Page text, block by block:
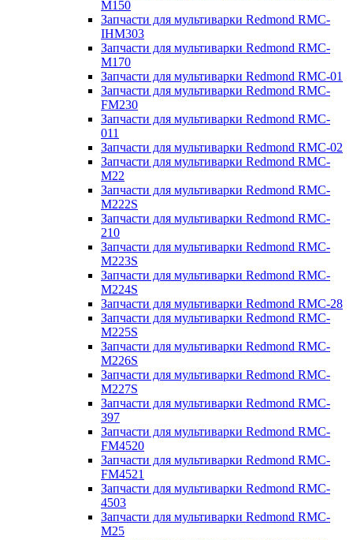
M150
Запчасти для мультиварки Redmond RMC-
IHM303
Запчасти для мультиварки Redmond RMC-
M170
Запчасти для мультиварки Redmond RMC-01
Запчасти для мультиварки Redmond RMC-
FM230
Запчасти для мультиварки Redmond RMC-
011
Запчасти для мультиварки Redmond RMC-02
Запчасти для мультиварки Redmond RMC-
M22
Запчасти для мультиварки Redmond RMC-
M222S
Запчасти для мультиварки Redmond RMC-
210
Запчасти для мультиварки Redmond RMC-
M223S
Запчасти для мультиварки Redmond RMC-
M224S
Запчасти для мультиварки Redmond RMC-28
Запчасти для мультиварки Redmond RMC-
M225S
Запчасти для мультиварки Redmond RMC-
M226S
Запчасти для мультиварки Redmond RMC-
M227S
Запчасти для мультиварки Redmond RMC-
397
Запчасти для мультиварки Redmond RMC-
FM4520
Запчасти для мультиварки Redmond RMC-
FM4521
Запчасти для мультиварки Redmond RMC-
4503
Запчасти для мультиварки Redmond RMC-
M25